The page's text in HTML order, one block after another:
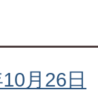
月26日